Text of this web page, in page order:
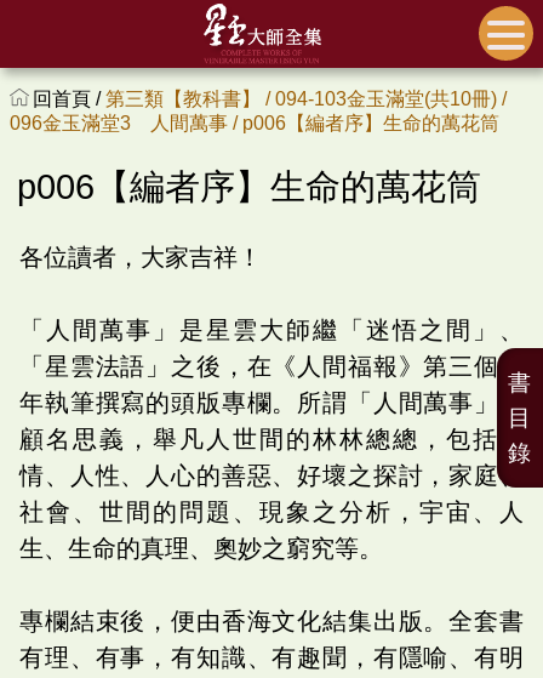
回首頁 /第三類【教科書】 /094-103金玉滿堂(共10冊) /
096金玉滿堂3 人間萬事 / p006【編者序】生命的萬花筒
p006【編者序】生命的萬花筒
各位讀者，大家吉祥！
「人間萬事」是星雲大師繼「迷悟之間」、
「星雲法語」之後，在《人間福報》第三個三
年執筆撰寫的頭版專欄。所謂「人間萬事」，
顧名思義，舉凡人世間的林林總總，包括人
情、人性、人心的善惡、好壞之探討，家庭、
社會、世間的問題、現象之分析，宇宙、人
生、生命的真理、奧妙之窮究等。
專欄結束後，便由香海文化結集出版。全套書
有理、有事，有知識、有趣聞，有隱喻、有明
書
目
錄